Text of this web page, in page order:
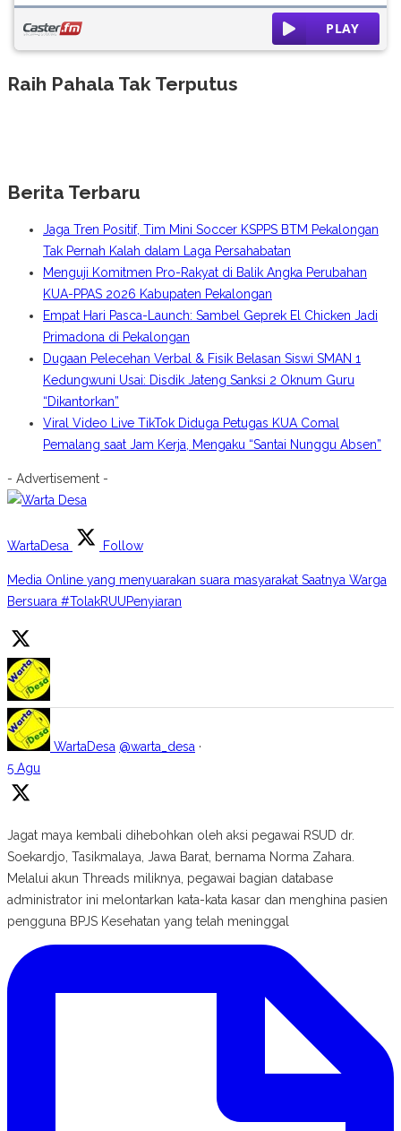
Raih Pahala Tak Terputus
Berita Terbaru
Jaga Tren Positif, Tim Mini Soccer KSPPS BTM Pekalongan
Tak Pernah Kalah dalam Laga Persahabatan
Menguji Komitmen Pro-Rakyat di Balik Angka Perubahan
KUA-PPAS 2026 Kabupaten Pekalongan
Empat Hari Pasca-Launch: Sambel Geprek El Chicken Jadi
Primadona di Pekalongan
Dugaan Pelecehan Verbal & Fisik Belasan Siswi SMAN 1
Kedungwuni Usai: Disdik Jateng Sanksi 2 Oknum Guru
“Dikantorkan”
Viral Video Live TikTok Diduga Petugas KUA Comal
Pemalang saat Jam Kerja, Mengaku “Santai Nunggu Absen”
- Advertisement -
WartaDesa Follow
Media Online yang menyuarakan suara masyarakat Saatnya Warga
Bersuara #TolakRUUPenyiaran
WartaDesa @warta_desa ·
5 Agu
Jagat maya kembali dihebohkan oleh aksi pegawai RSUD dr.
Soekardjo, Tasikmalaya, Jawa Barat, bernama Norma Zahara.
Melalui akun Threads miliknya, pegawai bagian database
administrator ini melontarkan kata-kata kasar dan menghina pasien
pengguna BPJS Kesehatan yang telah meninggal